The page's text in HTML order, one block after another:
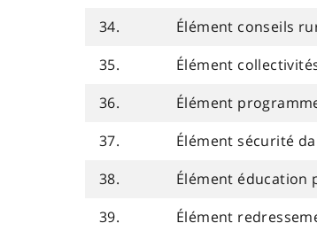
34.
Élément conseils
35.
Élément
36.
Élément
37.
Élément sécurité
38.
Élément éducation
39.
Élément